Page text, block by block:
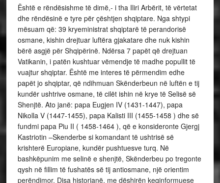
Është e rëndësishme të dimë,- i tha Iliri Arbërit, të vërtetat
dhe rëndësinë e tyre për çështjen shqiptare. Nga shtypi
mësuam që: 39 kryeministrat shqiptarë të perandorisë
osmane, kishin drejtuar luftëra gjakatare dhe nuk kishin
bërë asgjë për Shqipërinë. Ndërsa 7 papët që drejtuan
Vatikanin, i patën kushtuar vëmendje të madhe popullit të
vuajtur shqiptar. Është me interes të përmendim edhe
papët jo shqiptar, që ndihmuan Skënderbeun në luftën e tij
kundër ushtrive osmane, të cilët ishin në krye të Selisë së
Shenjtë. Ato janë: papa Eugjen IV (1431-1447), papa
Nikolla V (1447-1455), papa Kalisti III (1455-1458 ) dhe së
fundmi papa Piu II ( 1458-1464 ), që e konsideronte Gjergj
Kastriotin –Skenderbe si komandant të ushtrisë së
krishterë Europiane, kundër pushtuesve turq. Në
bashkëpunim me selinë e shenjtë, Skënderbeu po tregonte
qysh në fillim të fushatës së tij antiosmane, një orientim
perëndimor. Disa historianë, me dëshirën keqinformuese